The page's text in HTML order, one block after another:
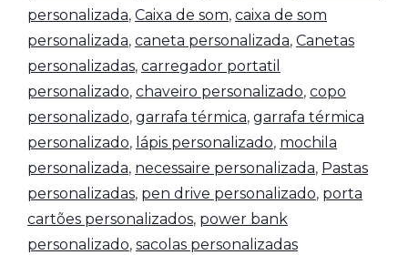
personalizada, Caixa de som, caixa de som
personalizada, caneta personalizada, Canetas
personalizadas, carregador portatil
personalizado, chaveiro personalizado, copo
personalizado, garrafa térmica, garrafa térmica
personalizado, lápis personalizado, mochila
personalizada, necessaire personalizada, Pastas
personalizadas, pen drive personalizado, porta
cartões personalizados, power bank
personalizado, sacolas personalizadas